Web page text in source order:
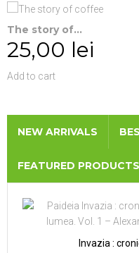
The story of...
25,00 lei
Add to cart
NEW ARRIVALS
FEATURED PRODUCTS
Invazia :